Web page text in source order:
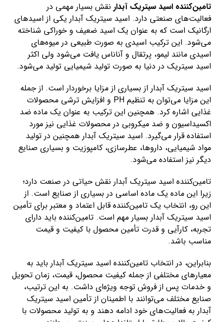
تامین‌کننده اسید سیتریک آبدار نقش بسیار مهمی در
فعالیت‌های صنعتی دارد. اسید سیتریک آبدار یکی از اسیدهای
ارگانیک است که به عنوان یک اسید ضعیف و خوراکی شناخته
می‌شود. این ترکیب اسیدی به صورت طبیعی در میوه‌های
اسیدی مانند لیمو، پرتقال و آناناس یافت می‌شود ولی اکثر
اسید سیتریک در دنیا به صورت تولید شیمیایی تولید می‌شود.
اسید سیتریک آبدار از بسیاری از مزایا برخوردار است. از جمله
این مزایا می‌توان به تنظیم PH و افزایش ترشی محصولات
غذایی اشاره کرد. همچنین این ترکیب به عنوان یک ماده ضد
اکسیداسیون و ضد میکروبی در محصولات غذایی نیز مورد
استفاده قرار می‌گیرد. اسید سیتریک آبدار همچنین در تولید
مواد شیمیایی، داروها، عطرسازی، کامپوزیت و بسیاری صنایع
دیگر نیز استفاده می‌شود.
تامین‌کننده اسید سیتریک آبدار نقش حیاتی در صنعت دارد؛
زیرا این ماده یک ماده اساسی در بسیاری از صنایع است. از
این رو، انتخاب یک تامین‌کننده قابل اعتماد و معتبر برای تأمین
اسید سیتریک آبدار بسیار مهم است. تامین‌کننده باید دارای
تجربه، کارآیی و قدرت تأمین محصول با کیفیت و قیمت
مناسب باشد.
بنابراین، در انتخاب تامین‌کننده اسید سیتریک آبدار باید به
معیارهای مختلفی از جمله کیفیت محصول، قیمت، زمان تحویل
و خدمات پس از فروش توجه ویژه‌ای داشت. به این ترتیب،
صنایع مختلف می‌توانند با اطمینان از تأمین اسید سیتریک
آبدار به فعالیت‌های خود ادامه دهند و به تولید محصولات با